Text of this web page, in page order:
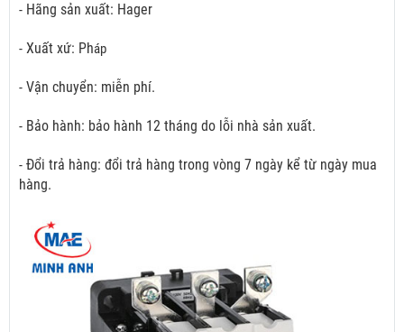
- Hãng sản xuất: Hager
- Xuất xứ: Pháp
- Vận chuyển: miễn phí.
- Bảo hành: bảo hành 12 tháng do lỗi nhà sản xuất.
- Đổi trả hàng: đổi trả hàng trong vòng 7 ngày kể từ ngày mua
hàng.